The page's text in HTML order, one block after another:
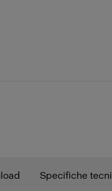
Specifiche